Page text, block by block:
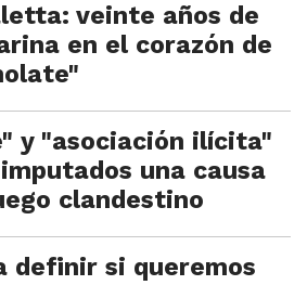
veinte años de
en el corazón de
y "asociación ilícita"
una causa
clandestino
definir si queremos